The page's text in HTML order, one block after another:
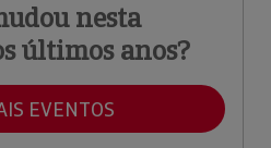
nesta
últimos anos?
EVENTOS